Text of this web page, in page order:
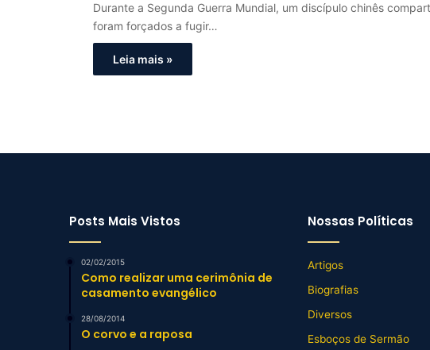
Durante a Segunda Guerra Mundial, um discípulo chinês
foram forçados a fugir…
Leia mais »
Posts Mais Vistos
02/02/2015
Como realizar uma cerimônia de
casamento evangélico
28/08/2014
O corvo e a raposa
Nossas Políticas
Artigos
Biografias
Diversos
Esboços de Sermão